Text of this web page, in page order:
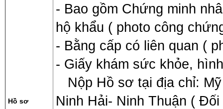
Hồ sơ
- Bao gồm Chứng minh
hộ khẩu ( photo công
- Bằng cấp có liên quan (
- Giấy khám sức khỏe,
Nộp Hồ sơ tại địa chỉ:
Ninh Hải- Ninh Thuận (